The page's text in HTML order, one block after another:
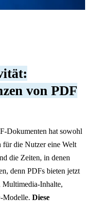
von PDF
Dokumenten hat sowohl
für die Nutzer eine Welt
die Zeiten, in denen
denn PDFs bieten jetzt
Inhalte,
Modelle. Diese